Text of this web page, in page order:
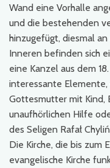
Wand eine Vorhalle
und die bestehenden
hinzugefügt, diesmal
Inneren befinden sich
eine Kanzel aus dem
interessante Elemente,
Gottesmutter mit Kind,
unaufhörlichen Hilfe
des Seligen Rafał
Die Kirche, die bis zum
evangelische Kirche